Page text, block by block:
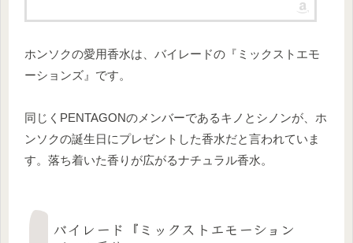
ホンソクの愛用香水は、バイレードの『ミックストエモ
ーションズ』です。
同じくPENTAGONのメンバーであるキノとシノンが、ホ
ンソクの誕生日にプレゼントした香水だと言われていま
す。落ち着いた香りが広がるナチュラル香水。
バイレード『ミックストエモーション